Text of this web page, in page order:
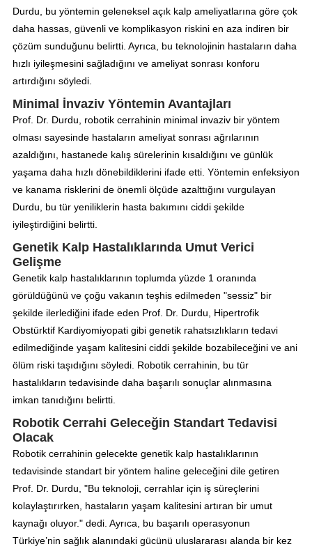
Durdu, bu yöntemin geleneksel açık kalp ameliyatlarına göre çok
daha hassas, güvenli ve komplikasyon riskini en aza indiren bir
çözüm sunduğunu belirtti. Ayrıca, bu teknolojinin hastaların daha
hızlı iyileşmesini sağladığını ve ameliyat sonrası konforu
artırdığını söyledi.
Minimal İnvaziv Yöntemin Avantajları
Prof. Dr. Durdu, robotik cerrahinin minimal invaziv bir yöntem
olması sayesinde hastaların ameliyat sonrası ağrılarının
azaldığını, hastanede kalış sürelerinin kısaldığını ve günlük
yaşama daha hızlı dönebildiklerini ifade etti. Yöntemin enfeksiyon
ve kanama risklerini de önemli ölçüde azalttığını vurgulayan
Durdu, bu tür yeniliklerin hasta bakımını ciddi şekilde
iyileştirdiğini belirtti.
Genetik Kalp Hastalıklarında Umut Verici
Gelişme
Genetik kalp hastalıklarının toplumda yüzde 1 oranında
görüldüğünü ve çoğu vakanın teşhis edilmeden "sessiz" bir
şekilde ilerlediğini ifade eden Prof. Dr. Durdu, Hipertrofik
Obstürktif Kardiyomiyopati gibi genetik rahatsızlıkların tedavi
edilmediğinde yaşam kalitesini ciddi şekilde bozabileceğini ve ani
ölüm riski taşıdığını söyledi. Robotik cerrahinin, bu tür
hastalıkların tedavisinde daha başarılı sonuçlar alınmasına
imkan tanıdığını belirtti.
Robotik Cerrahi Geleceğin Standart Tedavisi
Olacak
Robotik cerrahinin gelecekte genetik kalp hastalıklarının
tedavisinde standart bir yöntem haline geleceğini dile getiren
Prof. Dr. Durdu, "Bu teknoloji, cerrahlar için iş süreçlerini
kolaylaştırırken, hastaların yaşam kalitesini artıran bir umut
kaynağı oluyor." dedi. Ayrıca, bu başarılı operasyonun
Türkiye’nin sağlık alanındaki gücünü uluslararası alanda bir kez